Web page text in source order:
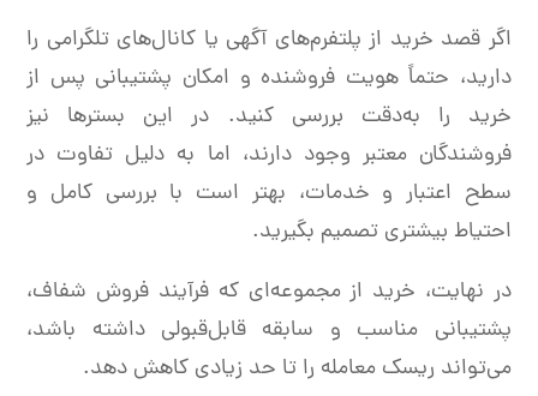
اگر قصد خرید از پلتفرم‌های آگهی یا کانال‌های تلگرامی را
دارید، حتماً هویت فروشنده و امکان پشتیبانی پس از
خرید را به‌دقت بررسی کنید. در این بسترها نیز
فروشندگان معتبر وجود دارند، اما به دلیل تفاوت در
سطح اعتبار و خدمات، بهتر است با بررسی کامل و
احتیاط بیشتری تصمیم بگیرید.
در نهایت، خرید از مجموعه‌ای که فرآیند فروش شفاف،
پشتیبانی مناسب و سابقه قابل‌قبولی داشته باشد،
می‌تواند ریسک معامله را تا حد زیادی کاهش دهد.